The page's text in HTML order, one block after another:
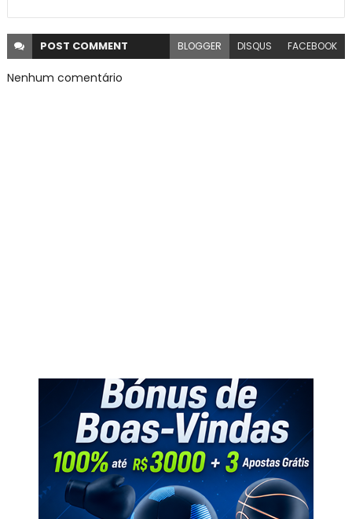
POST COMMENT BLOGGER DISQUS FACEBOOK
Nenhum comentário